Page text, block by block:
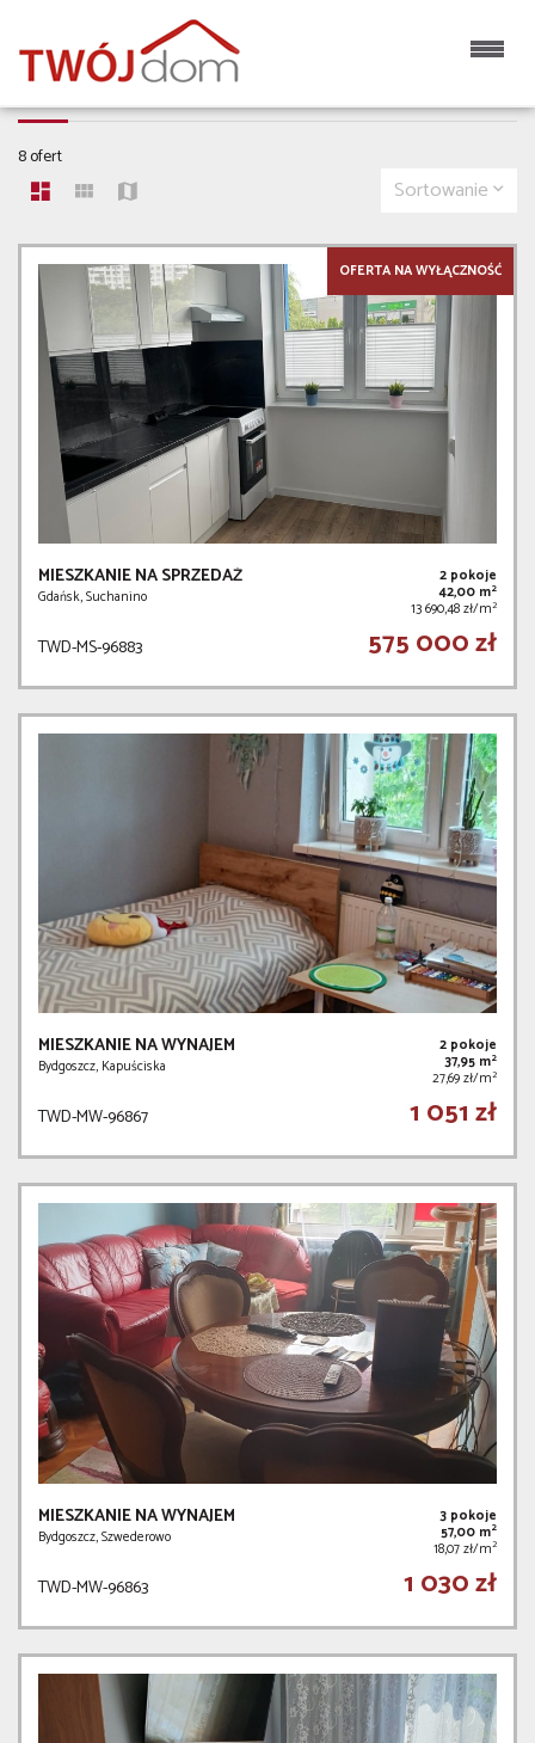
MIESZKANIA
8 ofert
Sortowanie
OFERTA NA WYŁĄCZNOŚĆ
MIESZKANIE NA SPRZEDAŻ
Gdańsk, Suchanino
2 pokoje
42,00 m2
13 690,48 zł/m2
TWD-MS-96883 575 000 zł
MIESZKANIE NA WYNAJEM
Bydgoszcz, Kapuściska
2 pokoje
37,95 m2
27,69 zł/m2
TWD-MW-96867 1 051 zł
MIESZKANIE NA WYNAJEM
Bydgoszcz, Szwederowo
3 pokoje
57,00 m2
18,07 zł/m2
TWD-MW-96863 1 030 zł